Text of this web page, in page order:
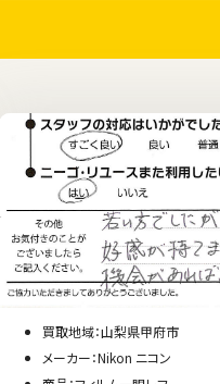
買取地域：山梨県甲府市
メーカー：Nikon ニコン